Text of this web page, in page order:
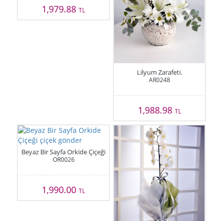
1,979.88TL
Lilyum Zarafeti.
AR0248
1,988.98 TL
Beyaz Bir Sayfa Orkide Çiçeği
OR0026
1,990.00TL